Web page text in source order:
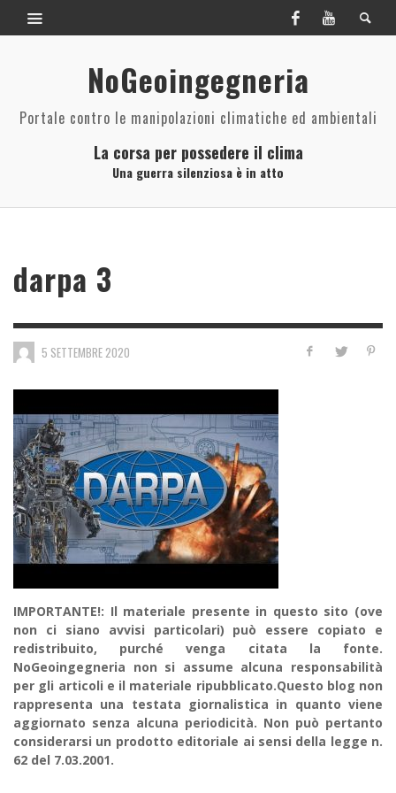
NoGeoingegneria
Portale contro le manipolazioni climatiche ed ambientali
La corsa per possedere il clima
Una guerra silenziosa è in atto
darpa 3
5 SETTEMBRE 2020
IMPORTANTE!: Il materiale presente in questo sito (ove
non ci siano avvisi particolari) può essere copiato e
redistribuito, purché venga citata la fonte.
NoGeoingegneria non si assume alcuna responsabilità
per gli articoli e il materiale ripubblicato.Questo blog non
rappresenta una testata giornalistica in quanto viene
aggiornato senza alcuna periodicità. Non può pertanto
considerarsi un prodotto editoriale ai sensi della legge n.
62 del 7.03.2001.